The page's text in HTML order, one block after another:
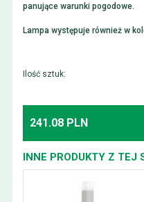
panujące warunki pogodowe.
Lampa występuje również w
Ilość sztuk:
241.08 PLN
INNE PRODUKTY Z TEJ